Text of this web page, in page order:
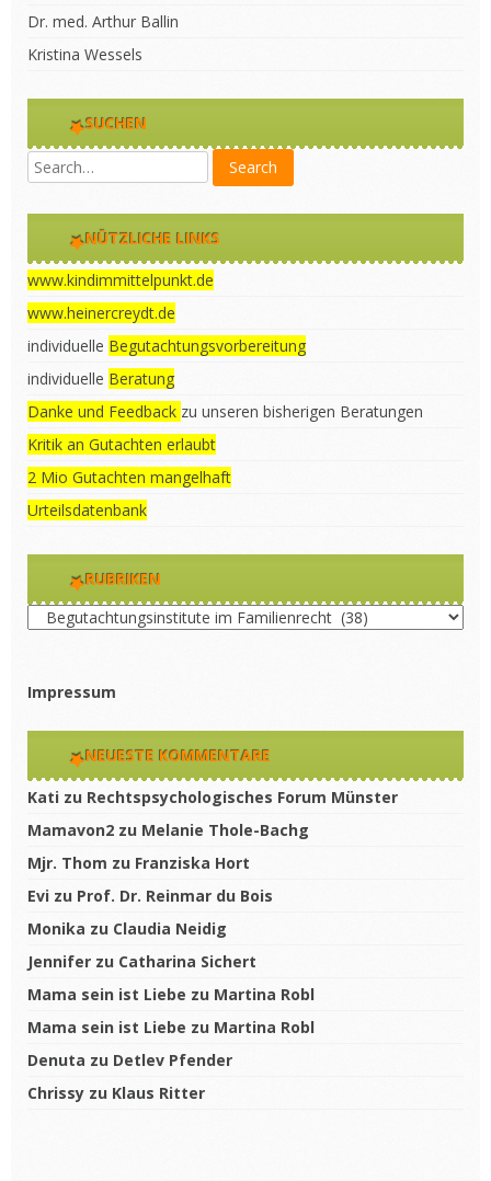
Dr. med. Arthur Ballin
Kristina Wessels
SUCHEN
NÜTZLICHE LINKS
www.kindimmittelpunkt.de
www.heinercreydt.de
individuelle Begutachtungsvorbereitung
individuelle Beratung
Danke und Feedback zu unseren bisherigen Beratungen
Kritik an Gutachten erlaubt
2 Mio Gutachten mangelhaft
Urteilsdatenbank
RUBRIKEN
Rubriken
Impressum
NEUESTE KOMMENTARE
Kati zu Rechtspsychologisches Forum Münster
Mamavon2 zu Melanie Thole-Bachg
Mjr. Thom zu Franziska Hort
Evi zu Prof. Dr. Reinmar du Bois
Monika zu Claudia Neidig
Jennifer zu Catharina Sichert
Mama sein ist Liebe zu Martina Robl
Mama sein ist Liebe zu Martina Robl
Denuta zu Detlev Pfender
Chrissy zu Klaus Ritter